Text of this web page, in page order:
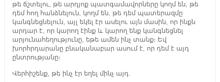
թե ճշտելու, թե արդյոք պատգամավորները կողմ են, թե
դեմ հող հանձնելուն, կողմ են, թե դեմ պատերազմը
կանգնեցնելուն, այլ եկել էր ասելու այն մասին, որ ինքն
արդար է, որ կարող էինք և կարող ենք կանգնեցնել
արյունահեղությունը, եթե ամեն ինչ տանք։ Եվ
խորհրդարանը բնականաբար ասում է, որ դեմ է այդ
ընտրությանը։
Վերհիշենք, թե ինչ էր եղել մինչ այդ.